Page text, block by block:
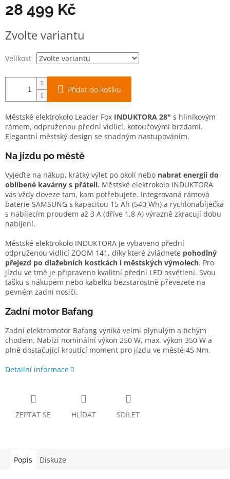
28 499 Kč
cena:
Zvolte variantu
Velikost
Přidat do košíku
Městské elektrokolo Leader Fox INDUKTORA 28" s hliníkovým
rámem, odpruženou přední vidlicí, kotoučovými brzdami.
Elegantní městský design se snadným nastupováním.
Na jízdu po městě
Vyjeďte na nákup, krátký výlet po okolí nebo nabrat energii do
oblíbené kavárny s přáteli. Městské elektrokolo INDUKTORA
vás vždy doveze tam, kam potřebujete. Integrovaná rámová
baterie SAMSUNG s kapacitou 15 Ah (540 Wh) a rychlonabíječka
s nabíjecím proudem až 3 A (dříve 1,8 A) výrazně zkracují dobu
nabíjení.
Městské elektrokolo INDUKTORA je vybaveno přední
odpruženou vidlicí ZOOM 141, díky které zvládnete pohodlný
přejezd po dlažebních kostkách i městských výmolech. Pro
jízdu ve tmě je připraveno kvalitní přední LED osvětlení. Svou
tašku s nákupem nebo kabelku bezstarostně převezete na
pevném zadní nosiči.
Zadní motor Bafang
Zadní elektromotor Bafang vyniká velmi plynulým a tichým
chodem. Nabízí nominální výkon 250 W, max. výkon 350 W a
plně dostačující kroutící moment pro jízdu ve městě 45 Nm.
Detailní informace
ZEPTAT SE HLÍDAT SDÍLET
Popis Diskuze